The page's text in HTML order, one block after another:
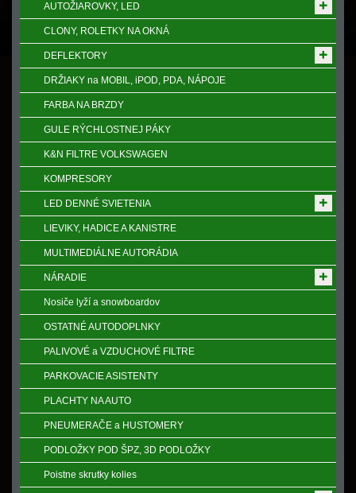
AUTOŽIAROVKY, LED
CLONY, ROLETKY NA OKNÁ
DEFLEKTORY
DRŽIAKY na MOBIL, iPOD, PDA, NÁPOJE
FARBA NA BRZDY
GULE RÝCHLOSTNEJ PÁKY
K&N FILTRE VOLKSWAGEN
KOMPRESORY
LED DENNÉ SVIETENIA
LIEVIKY, HADICE A KANISTRE
MULTIMEDIÁLNE AUTORÁDIA
NÁRADIE
Nosiče lyží a snowboardov
OSTATNÉ AUTODOPLNKY
PALIVOVÉ a VZDUCHOVÉ FILTRE
PARKOVACIE ASISTENTY
PLACHTY NA AUTO
PNEUMERAČE a HUSTOMERY
PODLOŽKY POD ŠPZ, 3D PODLOŽKY
Poistne skrutky kolies